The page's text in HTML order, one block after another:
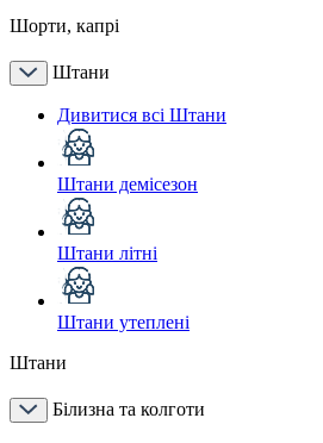
Шорти, капрі
Штани
Дивитися всі Штани
Штани демісезон
Штани літні
Штани утеплені
Штани
Білизна та колготи